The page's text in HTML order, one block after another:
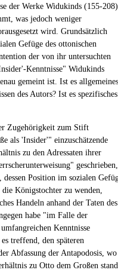
der Werke Widukinds (155-208)
was jedoch weniger
wird. Grundsätzlich
Gefüge des ottonischen
der von ihr untersuchten
Kenntnisse" Widukinds
gemeint ist. Ist es allgemeines
des Autors? Ist es spezifisches
Zugehörigkeit zum Stift
als 'Insider'" einzuschätzende
zu den Adressaten ihrer
geschrieben,
Position im sozialen
Königstochter zu wenden,
Handeln anhand der Taten des
habe "im Falle der
Kenntnisse
treffend, den späteren
Abfassung der Antapodosis, wo
zu Otto dem Großen